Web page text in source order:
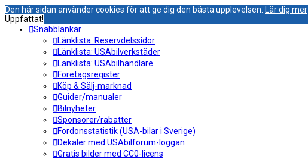
Den här sidan använder cookies för att ge dig den bästa upplevelsen. Lär dig mer
Uppfattat!
Snabblänkar
Länklista: Reservdelssidor
Länklista: USAbilverkstäder
Länklista: USAbilhandlare
Företagsregister
Köp & Sälj-marknad
Guider/manualer
Bilnyheter
Sponsorer/rabatter
Fordonsstatistik (USA-bilar i Sverige)
Dekaler med USAbilforum-loggan
Gratis bilder med CC0-licens